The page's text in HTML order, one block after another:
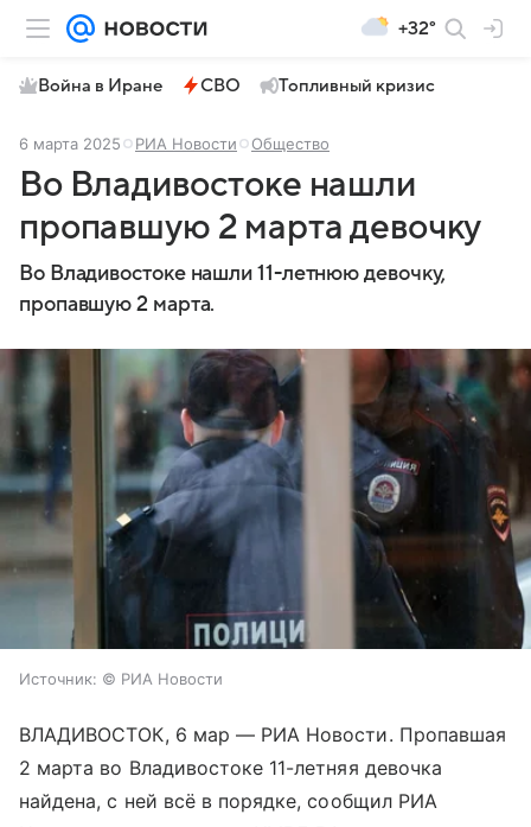
+32°
Война в Иране СВО Топливный кризис
6 марта 2025 РИА Новости Общество
Во Владивостоке нашли
пропавшую 2 марта девочку
Во Владивостоке нашли 11-летнюю девочку,
пропавшую 2 марта.
Источник: © РИА Новости
ВЛАДИВОСТОК, 6 мар — РИА Новости. Пропавшая
2 марта во Владивостоке 11-летняя девочка
найдена, с ней всё в порядке, сообщил РИА